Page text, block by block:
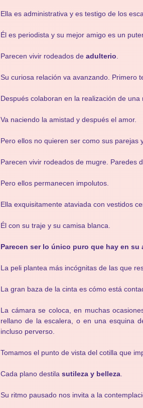
Ella es administrativa y es testigo de los
Él es periodista y su mejor amigo es un
Parecen vivir rodeados de adulterio
Su curiosa relación va avanzando. Primero
Después colaboran en la realización de una
Va naciendo la amistad y después el amor.
Pero ellos no quieren ser como sus parejas
Parecen vivir rodeados de mugre. Paredes
Pero ellos permanecen impolutos.
Ella exquisitamente ataviada con vestidos
Él con su traje y su camisa blanca.
Parecen ser lo único puro que hay en su
La peli plantea más incógnitas de las que
La gran baza de la cinta es cómo está
La cámara se coloca, en muchas
rellano de la escalera, o en una esquina
incluso perverso.
Tomamos el punto de vista del cotilla que
Cada plano destila sutileza y belleza
Su ritmo pausado nos invita a la